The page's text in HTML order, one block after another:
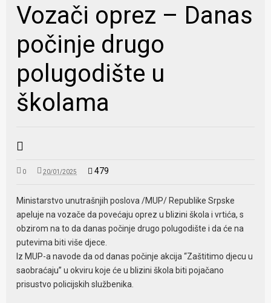
Vozači oprez – Danas
počinje drugo
polugodište u
školama
0 20/01/2025 479
Ministarstvo unutrašnjih poslova /MUP/ Republike Srpske
apeluje na vozače da povećaju oprez u blizini škola i vrtića, s
obzirom na to da danas počinje drugo polugodište i da će na
putevima biti više djece.
Iz MUP-a navode da od danas počinje akcija “Zaštitimo djecu u
saobraćaju” u okviru koje će u blizini škola biti pojačano
prisustvo policijskih službenika.